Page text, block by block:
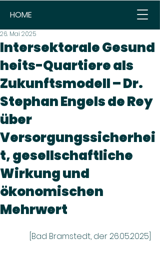
HOME
Intersektorale Gesund
heits-Quartiere als
Zukunftsmodell – Dr.
Stephan Engels de Rey
über
Versorgungssicherhei
t, gesellschaftliche
Wirkung und
ökonomischen
Mehrwert
26. Mai 2025
[Bad Bramstedt, der 26.05.2025]